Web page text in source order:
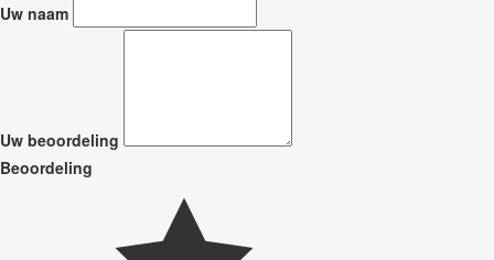
Uw naam
Uw beoordeling
Beoordeling